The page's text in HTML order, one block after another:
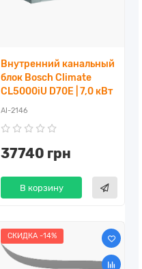
Внутренний канальный
блок Bosch Climate
CL5000iU D70E | 7,0 кВт
AI-2146
37740 грн
В корзину
СКИДКА -14%